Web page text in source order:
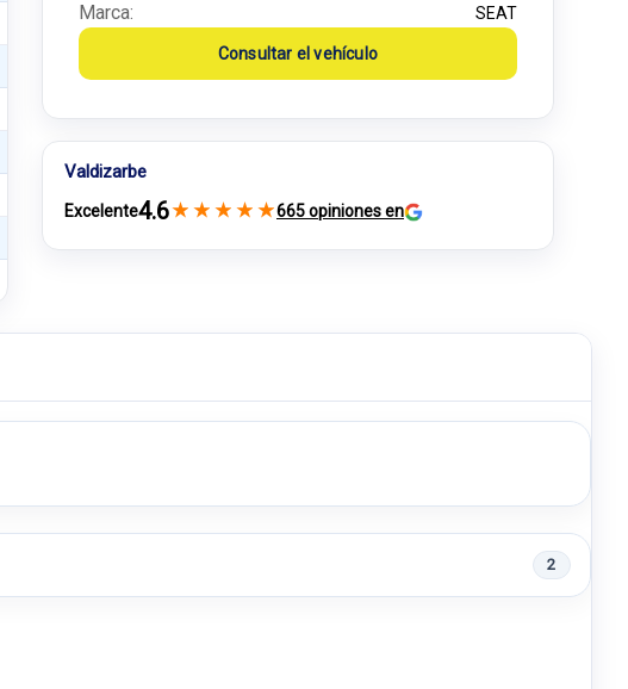
Marca: SEAT
Consultar el vehículo
Valdizarbe
Excelente4.6★ ★ ★ ★ ★665 opiniones en
2